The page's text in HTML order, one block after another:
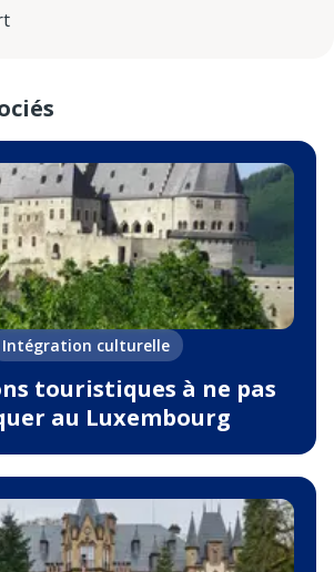
Intégration culturelle
touristiques à ne pas
au Luxembourg